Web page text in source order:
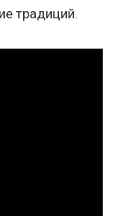
традиций.